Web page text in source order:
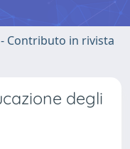
Contributo in rivista
degli